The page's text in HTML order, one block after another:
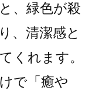
、緑色が殺
、清潔感と
くれます。
で「癒や